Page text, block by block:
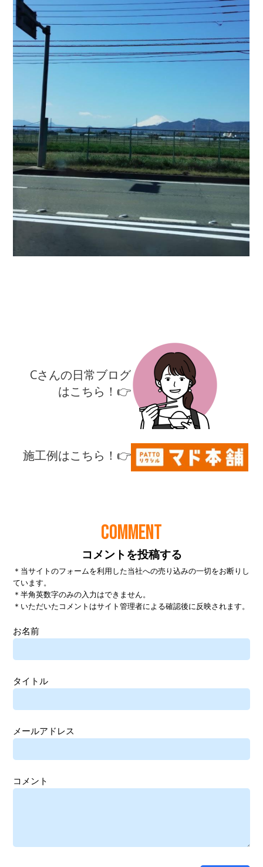
COMMENT
コメントを投稿する
＊当サイトのフォームを利用した当社への売り込みの一切をお断りし
ています。
＊半角英数字のみの入力はできません。
＊いただいたコメントはサイト管理者による確認後に反映されます。
お名前
タイトル
メールアドレス
コメント